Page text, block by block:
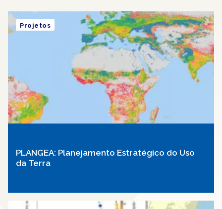
PLANGEA: Planejamento Estratégico do Uso
da Terra
Projetos